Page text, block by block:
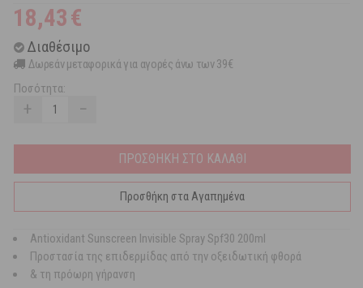
18,43€
Διαθέσιμο
Δωρεάν μεταφορικά για αγορές άνω των 39€
Ποσότητα:
+ −
ΠΡΟΣΘΗΚΗ ΣΤΟ ΚΑΛΑΘΙ
Προσθήκη στα Αγαπημένα
Antioxidant Sunscreen Invisible Spray Spf30 200ml
Προστασία της επιδερμίδας από την οξειδωτική φθορά
& τη πρόωρη γήρανση